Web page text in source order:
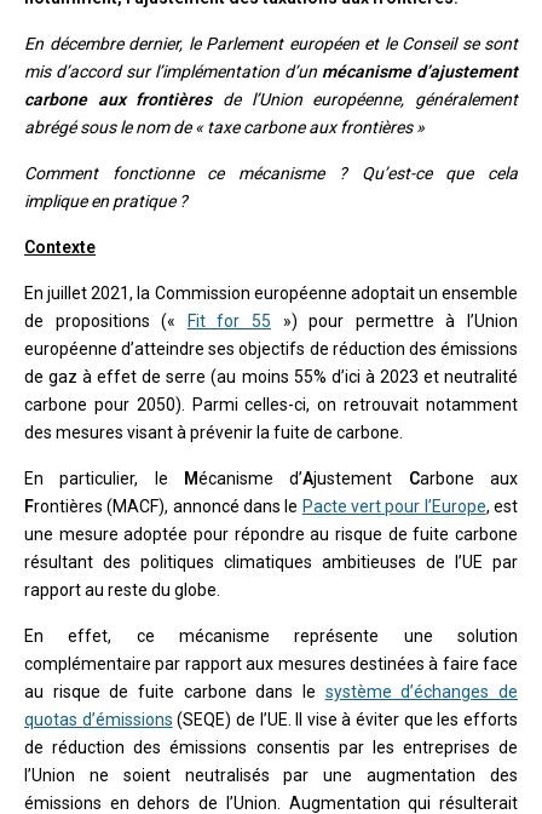
En décembre dernier, le Parlement européen et le Conseil se sont
mis d’accord sur l’implémentation d’un mécanisme d’ajustement
carbone aux frontièresde l’Union européenne, généralement
abrégé sous le nom de « taxe carbone aux frontières »
Comment fonctionne ce mécanisme ? Qu’est-ce que cela
implique en pratique ?
Contexte
En juillet 2021, la Commission européenne adoptait un ensemble
de propositions («
Fit for 55 ») pour permettre à l’Union
européenne d’atteindre ses objectifs de réduction des émissions
de gaz à effet de serre (au moins 55% d’ici à 2023 et neutralité
carbone pour 2050). Parmi celles-ci, on retrouvait notamment
des mesures visant à prévenir la fuite de carbone.
En particulier, le Mécanisme d’Ajustement Carbone aux
Frontières (MACF), annoncé dans le Pacte vert pour l’Europe, est
une mesure adoptée pour répondre au risque de fuite carbone
résultant des politiques climatiques ambitieuses de l’UE par
rapport au reste du globe.
En effet, ce mécanisme représente une solution
complémentaire par rapport aux mesures destinées à faire face
au risque de fuite carbone dans le système d’échanges de
quotas d’émissions (SEQE) de l’UE. Il vise à éviter que les efforts
de réduction des émissions consentis par les entreprises de
l’Union ne soient neutralisés par une augmentation des
émissions en dehors de l’Union. Augmentation qui résulterait